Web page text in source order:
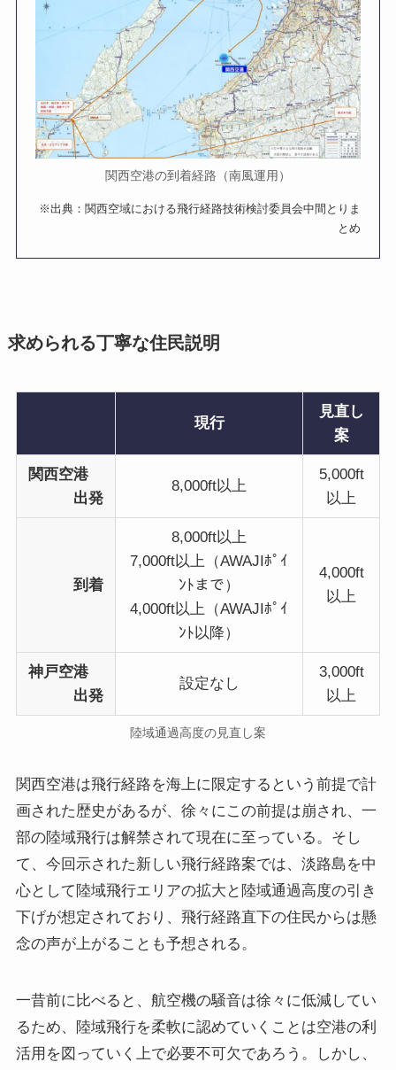
関西空港の到着経路（南風運用）
※出典：関西空域における飛行経路技術検討委員会中間とりま
とめ
求められる丁寧な住民説明
現行
見直し
案
関西空港
出発
8,000ft以上
5,000ft
以上
到着
8,000ft以上
7,000ft以上 （AWAJIﾎﾟｲ
ﾝﾄまで）
4,000ft以上 （AWAJIﾎﾟｲ
ﾝﾄ以降）
4,000ft
以上
神戸空港
出発
設定なし
3,000ft
以上
陸域通過高度の見直し案
関西空港は飛行経路を海上に限定するという前提で計
画された歴史があるが、徐々にこの前提は崩され、一
部の陸域飛行は解禁されて現在に至っている。そし
て、今回示された新しい飛行経路案では、淡路島を中
心として陸域飛行エリアの拡大と陸域通過高度の引き
下げが想定されており、飛行経路直下の住民からは懸
念の声が上がることも予想される。
一昔前に比べると、航空機の騒音は徐々に低減してい
るため、陸域飛行を柔軟に認めていくことは空港の利
活用を図っていく上で必要不可欠であろう。しかし、